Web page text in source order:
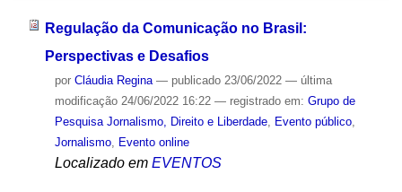
Regulação da Comunicação no Brasil:
Perspectivas e Desafios
por Cláudia Regina — publicado23/06/2022 — última
modificação24/06/2022 16:22 — registrado em: Grupo de
Pesquisa Jornalismo, Direito e Liberdade, Evento público,
Jornalismo, Evento online
Localizado em EVENTOS